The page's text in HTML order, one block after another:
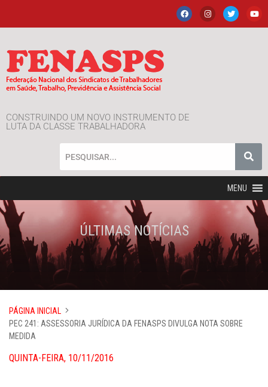
CONSTRUINDO UM NOVO INSTRUMENTO DE
LUTA DA CLASSE TRABALHADORA
MENU
ÚLTIMAS NOTÍCIAS
PÁGINA INICIAL
PEC 241: ASSESSORIA JURÍDICA DA FENASPS DIVULGA NOTA SOBRE
MEDIDA
QUINTA-FEIRA, 10/11/2016